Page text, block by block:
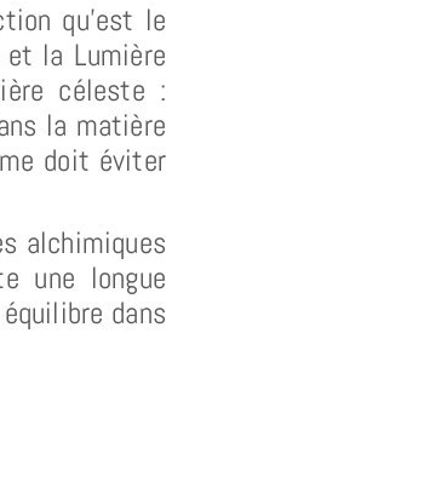
qu’est le
la Lumière
céleste :
la matière
doit éviter
alchimiques
une longue
dans